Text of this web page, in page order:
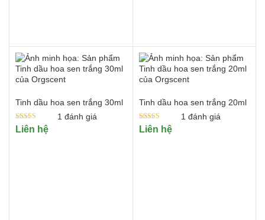
Tinh dầu hoa sen trắng 30ml
Được xếp
hạng
1 đánh giá
Liên hệ
Tinh dầu hoa sen trắng 20ml
Được xếp
hạng
1 đánh giá
Liên hệ